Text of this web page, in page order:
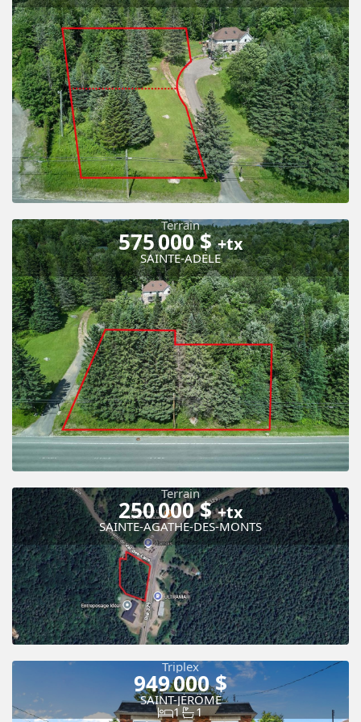
Terrain
575 000 $+tx
SAINTE-ADÈLE
Terrain
250 000 $+tx
SAINTE-AGATHE-DES-MONTS
Triplex
949 000 $
SAINT-JÉRÔME
1 1